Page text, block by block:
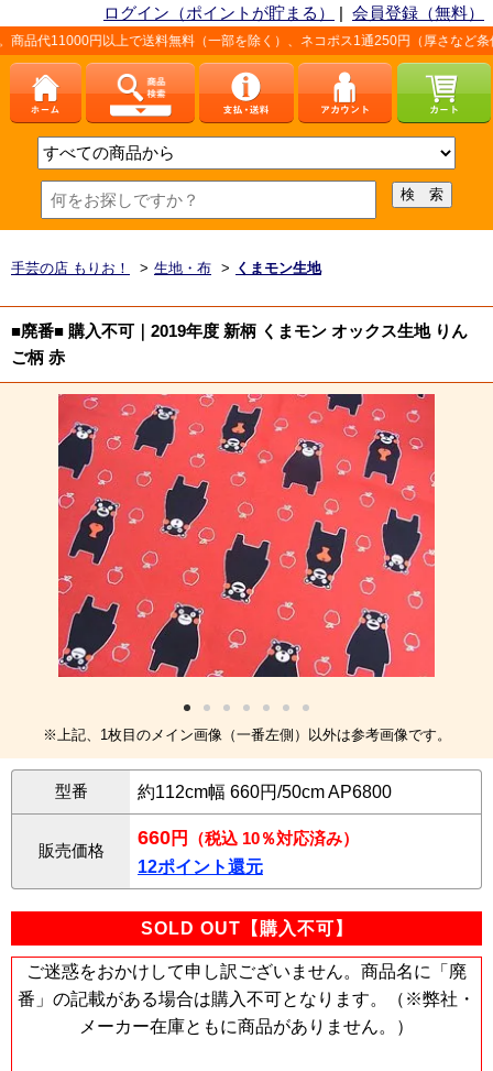
ログイン（ポイントが貯まる） | 会員登録（無料）
で送料無料（一部を除く）、ネコポス1通250円（厚さなど条件あり）。詳しく
手芸の店 もりお！ > 生地・布 > くまモン生地
■廃番■ 購入不可｜2019年度 新柄 くまモン オックス生地 りん
ご柄 赤
※上記、1枚目のメイン画像（一番左側）以外は参考画像です。
型番 約112cm幅 660円/50cm AP6800
販売価格
660円
（税込 10％対応済み）
12ポイント還元
SOLD OUT【購入不可】
ご迷惑をおかけして申し訳ございません。商品名に「廃
番」の記載がある場合は購入不可となります。（※弊社・
メーカー在庫ともに商品がありません。）